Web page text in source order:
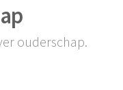
ouderschap.